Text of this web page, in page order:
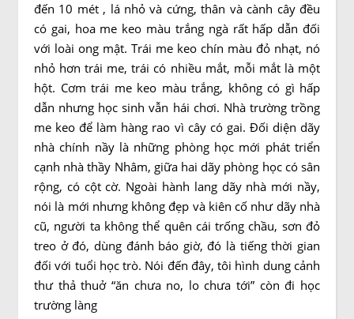
đến 10 mét , lá nhỏ và cứng, thân và cành cây đều
có gai, hoa me keo màu trắng ngà rất hấp dẫn đối
với loài ong mật. Trái me keo chín màu đỏ nhạt, nó
nhỏ hơn trái me, trái có nhiều mắt, mỗi mắt là một
hột. Cơm trái me keo màu trắng, không có gì hấp
dẫn nhưng học sinh vẫn hái chơi. Nhà trường trồng
me keo để làm hàng rao vì cây có gai. Đối diện dãy
nhà chính nầy là những phòng học mới phát triển
cạnh nhà thầy Nhâm, giữa hai dãy phòng học có sân
rộng, có cột cờ. Ngoài hành lang dãy nhà mới nầy,
nói là mới nhưng không đẹp và kiên cố như dãy nhà
cũ, người ta không thể quên cái trống chầu, sơn đỏ
treo ở đó, dùng đánh báo giờ, đó là tiếng thời gian
đối với tuổi học trò. Nói đến đây, tôi hình dung cảnh
thư thả thuở “ăn chưa no, lo chưa tới” còn đi học
trường làng